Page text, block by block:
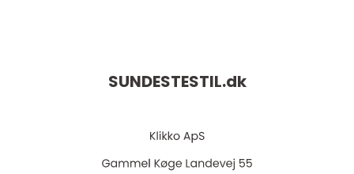
SUNDESTESTIL.dk